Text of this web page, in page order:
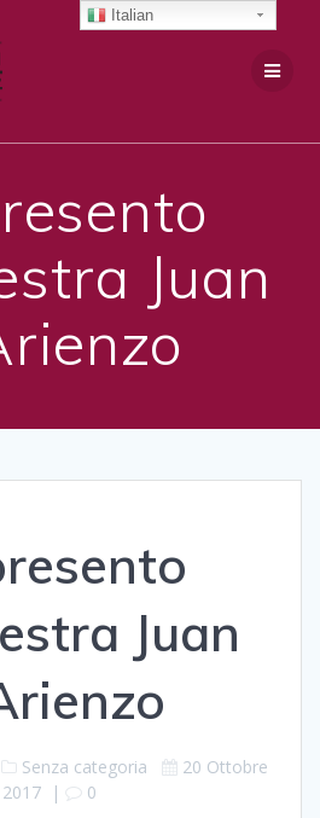
Juan
Juan
Senza categoria
20 Ottobre
2017 | 0
Italian